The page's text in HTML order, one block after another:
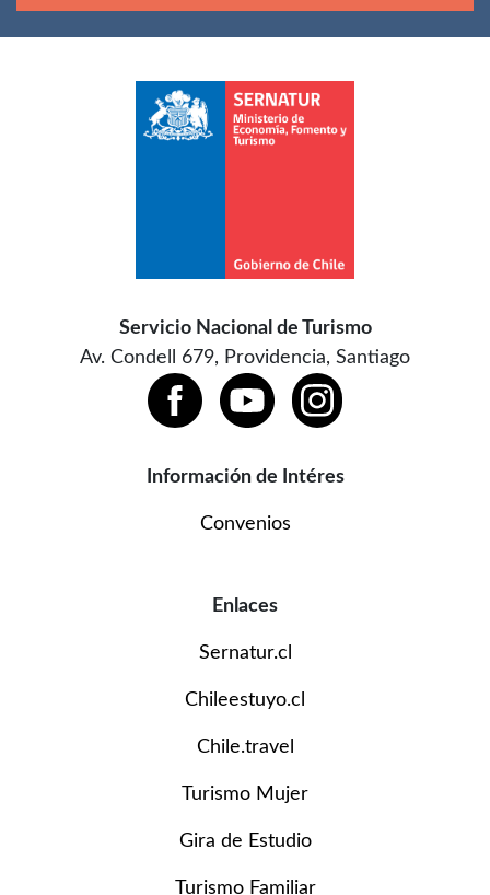
Servicio Nacional de Turismo
Av. Condell 679, Providencia, Santiago
Información de Intéres
Convenios
Enlaces
Sernatur.cl
Chileestuyo.cl
Chile.travel
Turismo Mujer
Gira de Estudio
Turismo Familiar